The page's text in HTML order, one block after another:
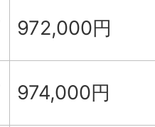
972,000円
974,000円